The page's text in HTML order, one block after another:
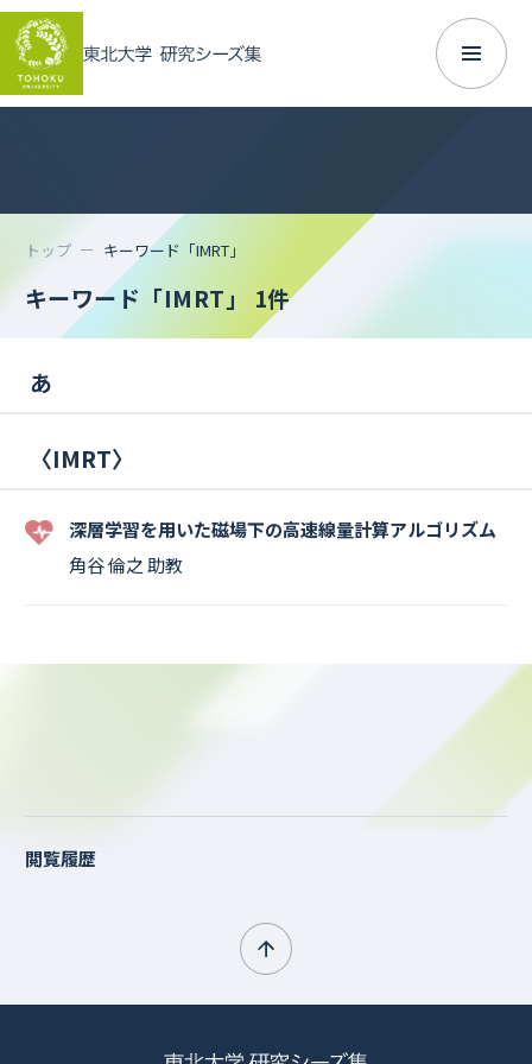
トップ キーワード「IMRT」
キーワード「IMRT」 1件
あ
〈IMRT〉
深層学習を用いた磁場下の高速線量計算アルゴリズム
角谷 倫之 助教
閲覧履歴